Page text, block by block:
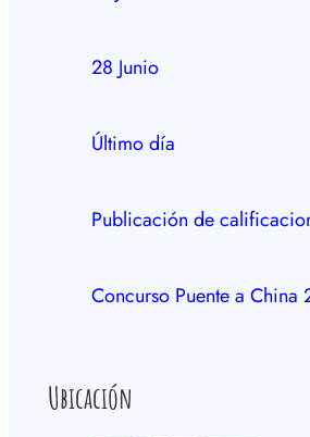
28 Junio
Último día
Publicación de
Concurso Puente a China
Ubicación